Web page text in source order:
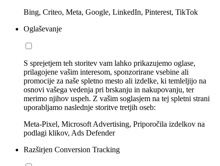
Bing, Criteo, Meta, Google, LinkedIn, Pinterest, TikTok
Oglaševanje
S sprejetjem teh storitev vam lahko prikazujemo oglase,
prilagojene vašim interesom, sponzorirane vsebine ali
promocije za naše spletno mesto ali izdelke, ki temleljijo na
osnovi vašega vedenja pri brskanju in nakupovanju, ter
merimo njihov uspeh. Z vašim soglasjem na tej spletni strani
uporabljamo naslednje storitve tretjih oseb:
Meta-Pixel, Microsoft Advertising, Priporočila izdelkov na
podlagi klikov, Ads Defender
Razširjen Conversion Tracking